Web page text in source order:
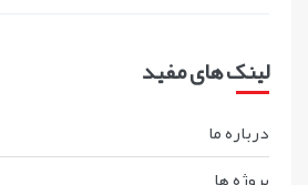
لینک های مفید
درباره ما